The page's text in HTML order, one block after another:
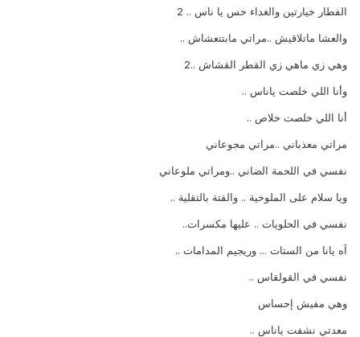
الفطار خيارتين والغداء خس يا ناس .. 2
والعشا ماتلاقيش ..مراتي مابتتعشاش ..
وهي زي ماهي زي القطر القشاش ..2
وأنا اللي خلصت ياناس ..
أنا اللي خلصت خلاص ..
مراتي معذباني ..مراتي مجوعاني
نفسي في اللحمة الضاني ..ومراتي ملوعاني
ويا سلام على الملوخية .. والفتة بالتقلية ..
نفسي في الحلويات .. عليها مكسرات..
آه يانا من الستات ... وريجيم المدامات ..
نفسي في القولقاس ..
وهي مفيش إحساس
معدتي نشفت ياناس ..